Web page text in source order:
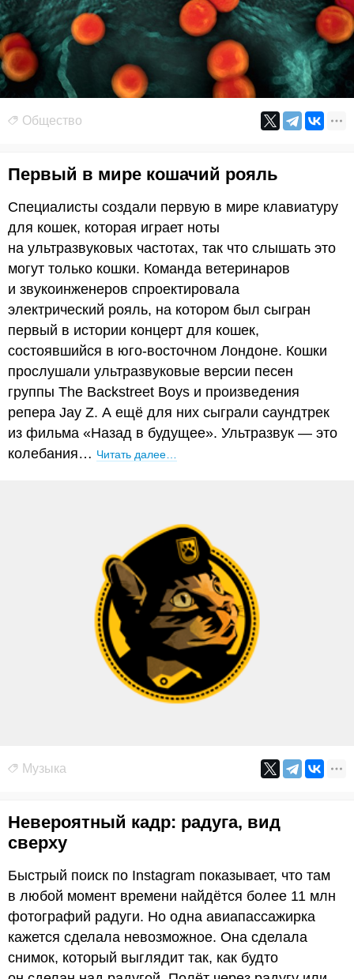
Общество
Первый в мире кошачий рояль
Специалисты создали первую в мире клавиатуру
для кошек, которая играет ноты
на ультразвуковых частотах, так что слышать это
могут только кошки. Команда ветеринаров
и звукоинженеров спроектировала
электрический рояль, на котором был сыгран
первый в истории концерт для кошек,
состоявшийся в юго-восточном Лондоне. Кошки
прослушали ультразвуковые версии песен
группы The Backstreet Boys и произведения
репера Jay Z. А ещё для них сыграли саундтрек
из фильма «Назад в будущее». Ультразвук — это
колебания… Читать далее…
Музыка
Невероятный кадр: радуга, вид
сверху
Быстрый поиск по Instagram показывает, что там
в любой момент времени найдётся более 11 млн
фотографий радуги. Но одна авиапассажирка
кажется сделала невозможное. Она сделала
снимок, который выглядит так, как будто